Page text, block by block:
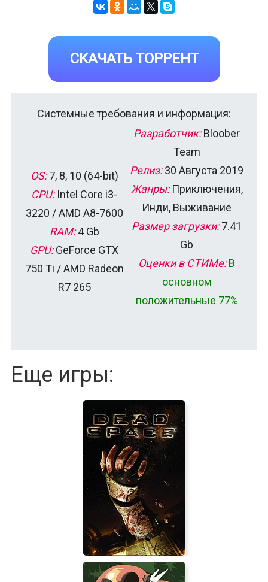
СКАЧАТЬ ТОРРЕНТ
Системные требования и информация:
OS:7, 8, 10 (64-bit)
CPU:Intel Core i3-
3220 / AMD A8-7600
RAM:4 Gb
GPU:GeForce GTX
750 Ti / AMD Radeon
R7 265
Разработчик:Bloober
Team
Релиз:30 Августа 2019
Жанры:Приключения,
Инди, Выживание
Размер загрузки:7.41
Gb
Оценки в СТИМе: В
основном
положительные 77%
Еще игры: